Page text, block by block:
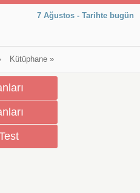
7 Ağustos - Tarihte bugün
Kütüphane»